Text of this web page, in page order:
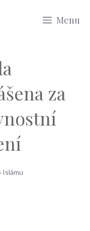
Menu
za
Islámu